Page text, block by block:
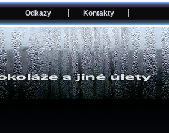
Odkazy Kontakty